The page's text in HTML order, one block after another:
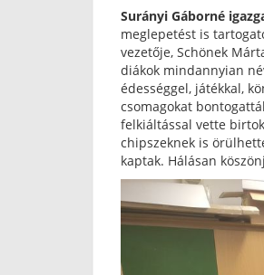
Surányi Gáborné
meglepetést is
vezetője, Schönek
diákok mindannyian
édességgel, játékkal,
csomagokat
felkiáltással vette
chipszeknek is
kaptak. Hálásan